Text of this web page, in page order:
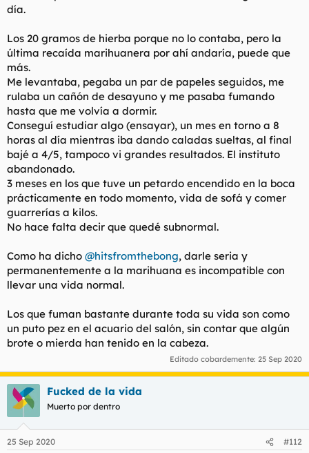
día.
Los 20 gramos de hierba porque no lo contaba, pero la
última recaída marihuanera por ahí andaría, puede que
más.
Me levantaba, pegaba un par de papeles seguidos, me
rulaba un cañón de desayuno y me pasaba fumando
hasta que me volvía a dormir.
Conseguí estudiar algo (ensayar), un mes en torno a 8
horas al día mientras iba dando caladas sueltas, al final
bajé a 4/5, tampoco vi grandes resultados. El instituto
abandonado.
3 meses en los que tuve un petardo encendido en la boca
prácticamente en todo momento, vida de sofá y comer
guarrerías a kilos.
No hace falta decir que quedé subnormal.
Como ha dicho @hitsfromthebong, darle seria y
permanentemente a la marihuana es incompatible con
llevar una vida normal.
Los que fuman bastante durante toda su vida son como
un puto pez en el acuario del salón, sin contar que algún
brote o mierda han tenido en la cabeza.
Editado cobardemente: 25 Sep 2020
Fucked de la vida
Muerto por dentro
25 Sep 2020 #112